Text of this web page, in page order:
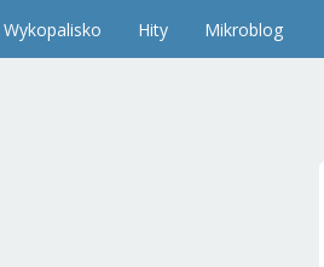
Wykopalisko Hity Mikroblog